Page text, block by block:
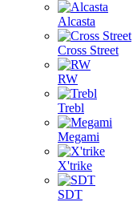
Alcasta
Cross Street
RW
Trebl
Megami
X'trike
SDT